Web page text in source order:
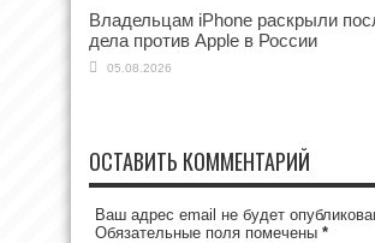
Владельцам iPhone раскрыли
дела против Apple в России
05.08.2026
ОСТАВИТЬ КОММЕНТАРИЙ
Ваш адрес email не будет
Обязательные поля помечены *